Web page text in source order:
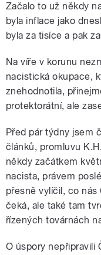
pause
Začalo to už někdy
byla inflace jako
byla za tisíce a pak
Na víře v korunu
nacistická okupace,
znehodnotila,
protektorátní, ale
Před pár týdny jsem
článků, promluvu
někdy začátkem
nacista, právem
přesně vylíčil, co
čeká, ale také tam
řízených továrnách
O úspory nepřipravili